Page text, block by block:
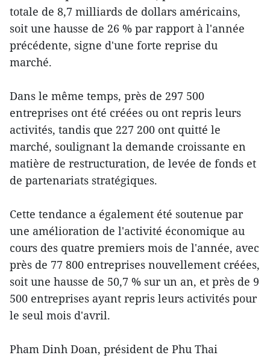
totale de 8,7 milliards de dollars américains,
soit une hausse de 26 % par rapport à l'année
précédente, signe d'une forte reprise du
marché.
Dans le même temps, près de 297 500
entreprises ont été créées ou ont repris leurs
activités, tandis que 227 200 ont quitté le
marché, soulignant la demande croissante en
matière de restructuration, de levée de fonds et
de partenariats stratégiques.
Cette tendance a également été soutenue par
une amélioration de l'activité économique au
cours des quatre premiers mois de l'année, avec
près de 77 800 entreprises nouvellement créées,
soit une hausse de 50,7 % sur un an, et près de 9
500 entreprises ayant repris leurs activités pour
le seul mois d'avril.
Pham Dinh Doan, président de Phu Thai